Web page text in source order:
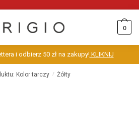
0
i odbierz 50 zł na zakupy!KLIKNIJ
Kolor tarczy / Żółty